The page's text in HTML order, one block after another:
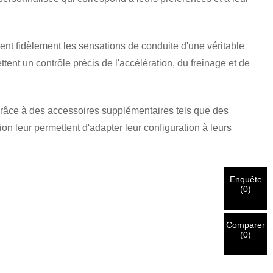
fidèlement les sensations de conduite d'une véritable
un contrôle précis de l'accélération, du freinage et de
à des accessoires supplémentaires tels que des
leur permettent d'adapter leur configuration à leurs
Enquête
(0)
Comparer
(0)